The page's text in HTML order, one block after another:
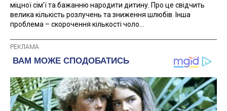
міцної сім'ї та бажанню народити дитину. Про це свідчить
велика кількість розлучень та зниження шлюбів. Інша
проблема – скорочення кількості чоло...